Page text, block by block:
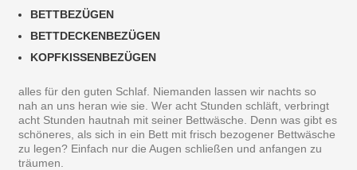
BETTBEZÜGEN
BETTDECKENBEZÜGEN
KOPFKISSENBEZÜGEN
alles für den guten Schlaf. Niemanden lassen wir nachts so
nah an uns heran wie sie. Wer acht Stunden schläft, verbringt
acht Stunden hautnah mit seiner Bettwäsche. Denn was gibt es
schöneres, als sich in ein Bett mit frisch bezogener Bettwäsche
zu legen? Einfach nur die Augen schließen und anfangen zu
träumen.